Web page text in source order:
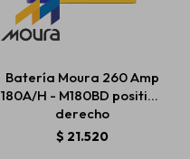
Batería Moura 260 Amp
180A/H - M180BD positivo
derecho
$ 21.520